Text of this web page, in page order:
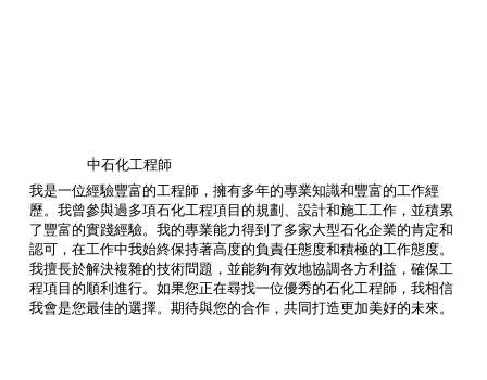
我是一位經驗豐富的工程師，擁有多年的專業知識和豐富的工作經
歷。我曾參與過多項石化工程項目的規劃、設計和施工工作，並積累
了豐富的實踐經驗。我的專業能力得到了多家大型石化企業的肯定和
認可，在工作中我始終保持著高度的負責任態度和積極的工作態度。
我擅長於解決複雜的技術問題，並能夠有效地協調各方利益，確保工
程項目的順利進行。如果您正在尋找一位優秀的石化工程師，我相信
我會是您最佳的選擇。期待與您的合作，共同打造更加美好的未來。
中石化工程師